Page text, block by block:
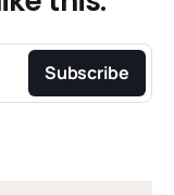
Subscribe